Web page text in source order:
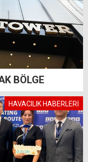
BÖLGE
HAVACILIK HABERLERİ